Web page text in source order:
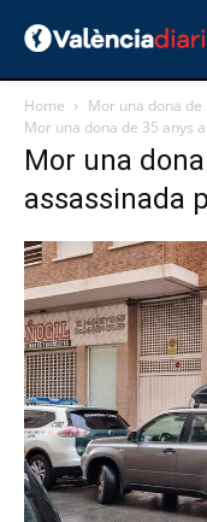
Home
Mor una dona
Mor una dona de 35 anys
Mor una
assassinada